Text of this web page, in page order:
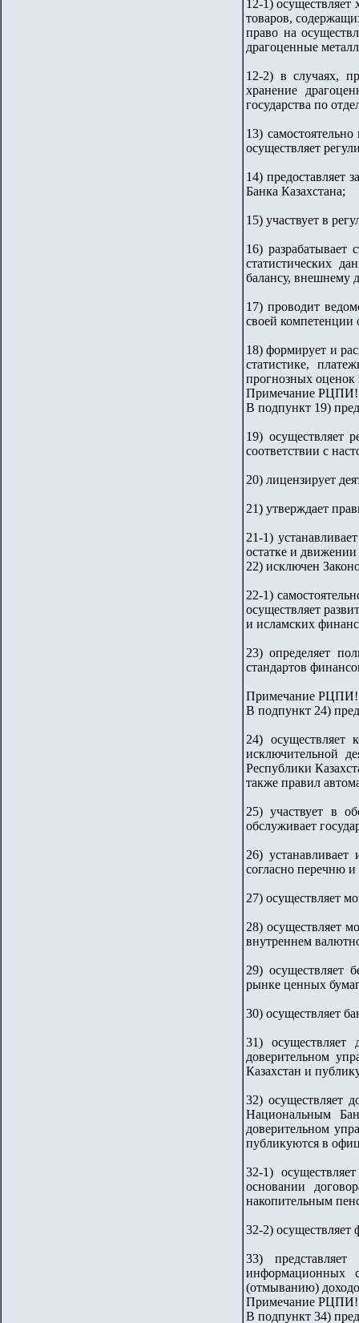
12-1)
товаров,
право на
драгоценные
12-2) в случаях,
хранение
государства по
13)
осуществляет
14) предоставляет
Банка Казахстана;
15) участвует в
16) разрабатывает
статистических
балансу, внешнему
17) проводит
своей компетенции
18) формирует и
статистике,
прогнозных оценок
Примечание РЦПИ!
В подпункт 19)
19) осуществляет
соответствии с
20) лицензирует
21) утверждает
21-1)
остатке и движении
22) исключен
22-1)
осуществляет
и исламских
23) определяет
стандартов
Примечание РЦПИ!
В подпункт 24)
24) осуществляет
исключительной
Республики
также правил
25) участвует в
обслуживает
26)
согласно перечню
27) осуществляет
28) осуществляет
внутреннем
29) осуществляет
рынке ценных
30) осуществляет
31) осуществляет
доверительном
Казахстан и
32) осуществляет
Национальным
доверительном
публикуются в
32-1)
основании
накопительным
32-2)
33)
информационных
(отмыванию)
Примечание РЦПИ!
В подпункт 34)